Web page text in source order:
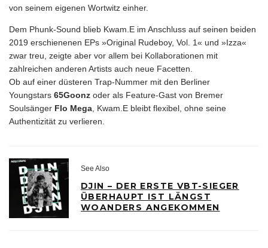
von seinem eigenen Wortwitz einher.
Dem Phunk-Sound blieb Kwam.E im Anschluss auf seinen beiden
2019 erschienenen EPs »Original Rudeboy, Vol. 1« und »Izza«
zwar treu, zeigte aber vor allem bei Kollaborationen mit
zahlreichen anderen Artists auch neue Facetten.
Ob auf einer düsteren Trap-Nummer mit den Berliner
Youngstars 65Goonz oder als Feature-Gast von Bremer
Soulsänger Flo Mega , Kwam.E bleibt flexibel, ohne seine
Authentizität zu verlieren.
See Also
DJIN – DER ERSTE VBT-SIEGER
ÜBERHAUPT IST LÄNGST
WOANDERS ANGEKOMMEN